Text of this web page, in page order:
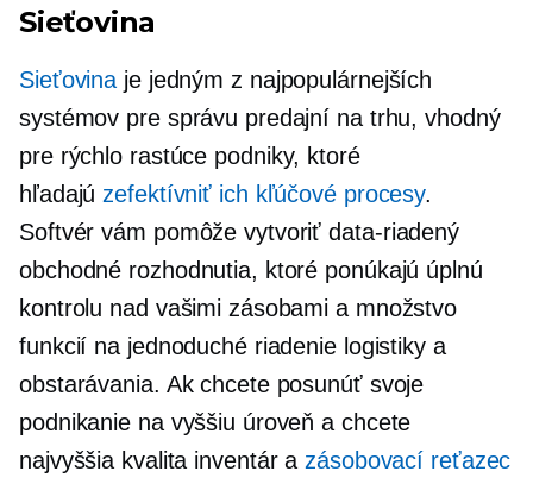
Sieťovina
Sieťovina je jedným z najpopulárnejších
systémov pre správu predajní na trhu, vhodný
pre rýchlo rastúce podniky, ktoré
hľadajú zefektívniť ich kľúčové procesy.
Softvér vám pomôže vytvoriťdata-riadený
obchodné rozhodnutia, ktoré ponúkajú úplnú
kontrolu nad vašimi zásobami a množstvo
funkcií na jednoduché riadenie logistiky a
obstarávania. Ak chcete posunúť svoje
podnikanie na vyššiu úroveň a chcete
najvyššia kvalita inventár a zásobovací reťazec